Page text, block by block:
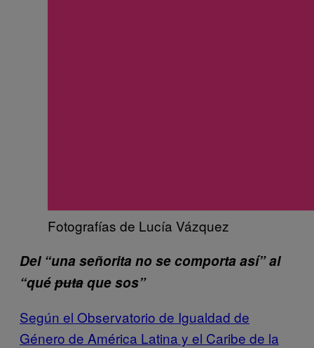
Fotografías de Lucía Vázquez
Del “una señorita no se comporta así” al
“quéputaque sos”
Según el Observatorio de Igualdad de
Género de América Latina y el Caribe de la